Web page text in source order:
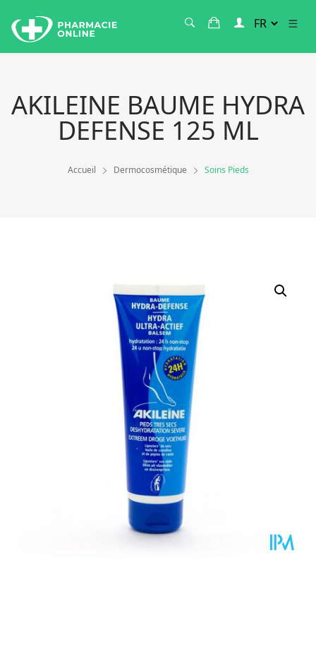
AKILEINE BAUME HYDRA
DEFENSE 125 ML
Accueil Dermocosmétique Soins Pieds